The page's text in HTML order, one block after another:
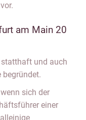
am Main 20
statthaft und auch
begründet.
sich der
einer